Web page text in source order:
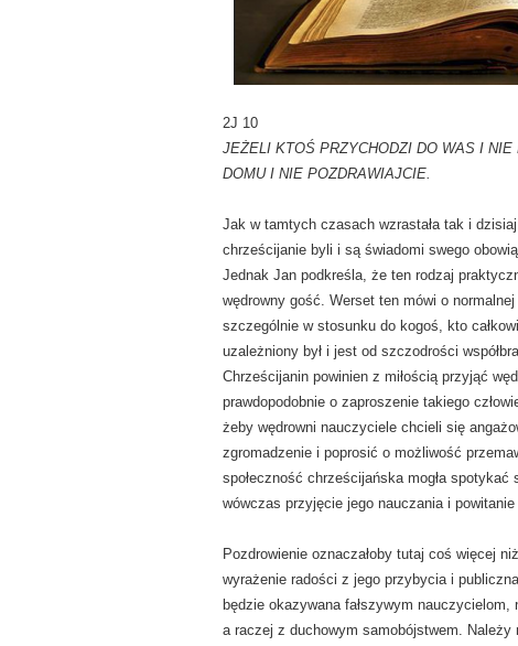
2J 10
JEŻELI KTOŚ PRZYCHODZI DO WAS I
DOMU I NIE POZDRAWIAJCIE.
Jak w tamtych czasach wzrastała tak i
chrześcijanie byli i są świadomi swego
Jednak Jan podkreśla, że ten rodzaj
wędrowny gość. Werset ten mówi o
szczególnie w stosunku do kogoś, kto
uzależniony był i jest od szczodrości
Chrześcijanin powinien z miłością przyjąć
prawdopodobnie o zaproszenie takiego
żeby wędrowni nauczyciele chcieli się
zgromadzenie i poprosić o możliwość
społeczność chrześcijańska mogła
wówczas przyjęcie jego nauczania i powitanie
Pozdrowienie oznaczałoby tutaj coś więcej
wyrażenie radości z jego przybycia i
będzie okazywana fałszywym
a raczej z duchowym samobójstwem. Należy